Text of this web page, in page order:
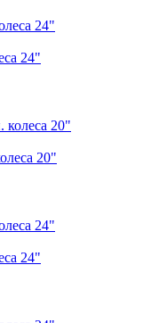
24"
20"
24"